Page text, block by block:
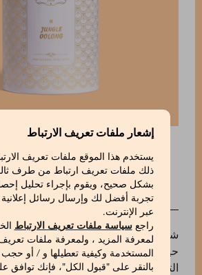
إشعار ملفات تعريف الارتباط
يستخدم هذا الموقع ملفات تعريف
ذلك ملفات تعريف ارتباط من طرف
بشكل صحيح، ويقوم بإجراء تحليل
تجربة أفضل لك وإرسال رسائل
عبر الإنترنت.
راجعسياسة ملفات تعريف الارتباط
لمعرفة المزيد ، ولمعرفة ملفات تعريف
المستخدمة وكيفية تعطيلها و / أو
بالنقر على "قبول الكل"، فإنك توافق
شاي نصف مؤكسد ينمو بصورة طبيعية في
حيث يتم جمع الأوراق ومعالجتها باتباع
التقليدية العريقة. رائحة الزهور البيضاء